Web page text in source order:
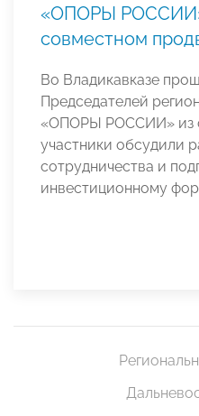
«ОПОРЫ РОССИИ»
совместном
Во Владикавказе
Председателей
«ОПОРЫ РОССИИ» из
участники обсудили
сотрудничества и
инвестиционному